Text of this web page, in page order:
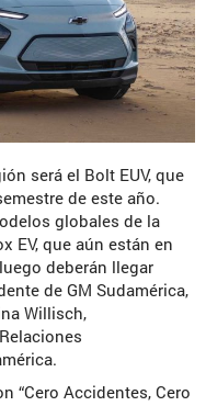
será el Bolt EUV, que
de este año.
globales de la
EV, que aún están en
deberán llegar
de GM Sudamérica,
Willisch,
“Cero Accidentes, Cero